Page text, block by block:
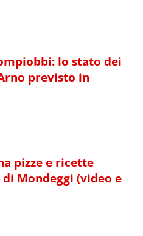
lo stato dei
previsto in
pizze e ricette
Mondeggi (video e